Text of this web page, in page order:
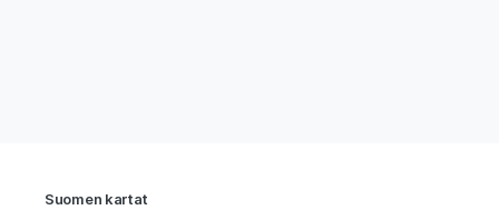
Suomen kartat